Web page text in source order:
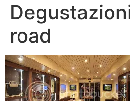
road